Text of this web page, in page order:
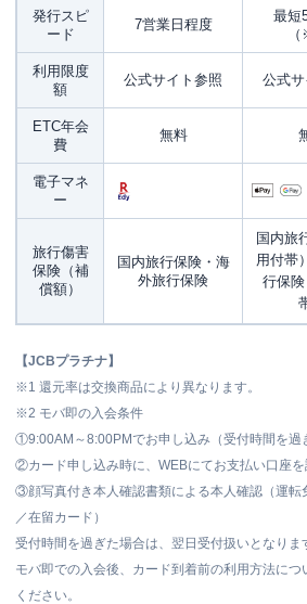
発行スピ
ード
7営業日程度
最短
利用限度
額
公式サイト参照 公式
ETC年会
費
無料
電子マネ
ー
旅行傷害
保険（補
償額）
国内旅行保険・海
外旅行保険
国内旅
用付帯
行保
【JCBプラチナ】
※1 還元率は交換商品により異なります。
※2 モバ即の入会条件
①9:00AM～8:00PMでお申し込み（受付時間を過
②カード申し込み時に、WEBにてお支払い口座を
③顔写真付き本人確認書類による本人確認（運転
／在留カード）
受付時間を過ぎた場合は、翌日受付扱いとなりま
モバ即での入会後、カード到着前の利用方法に
ください。